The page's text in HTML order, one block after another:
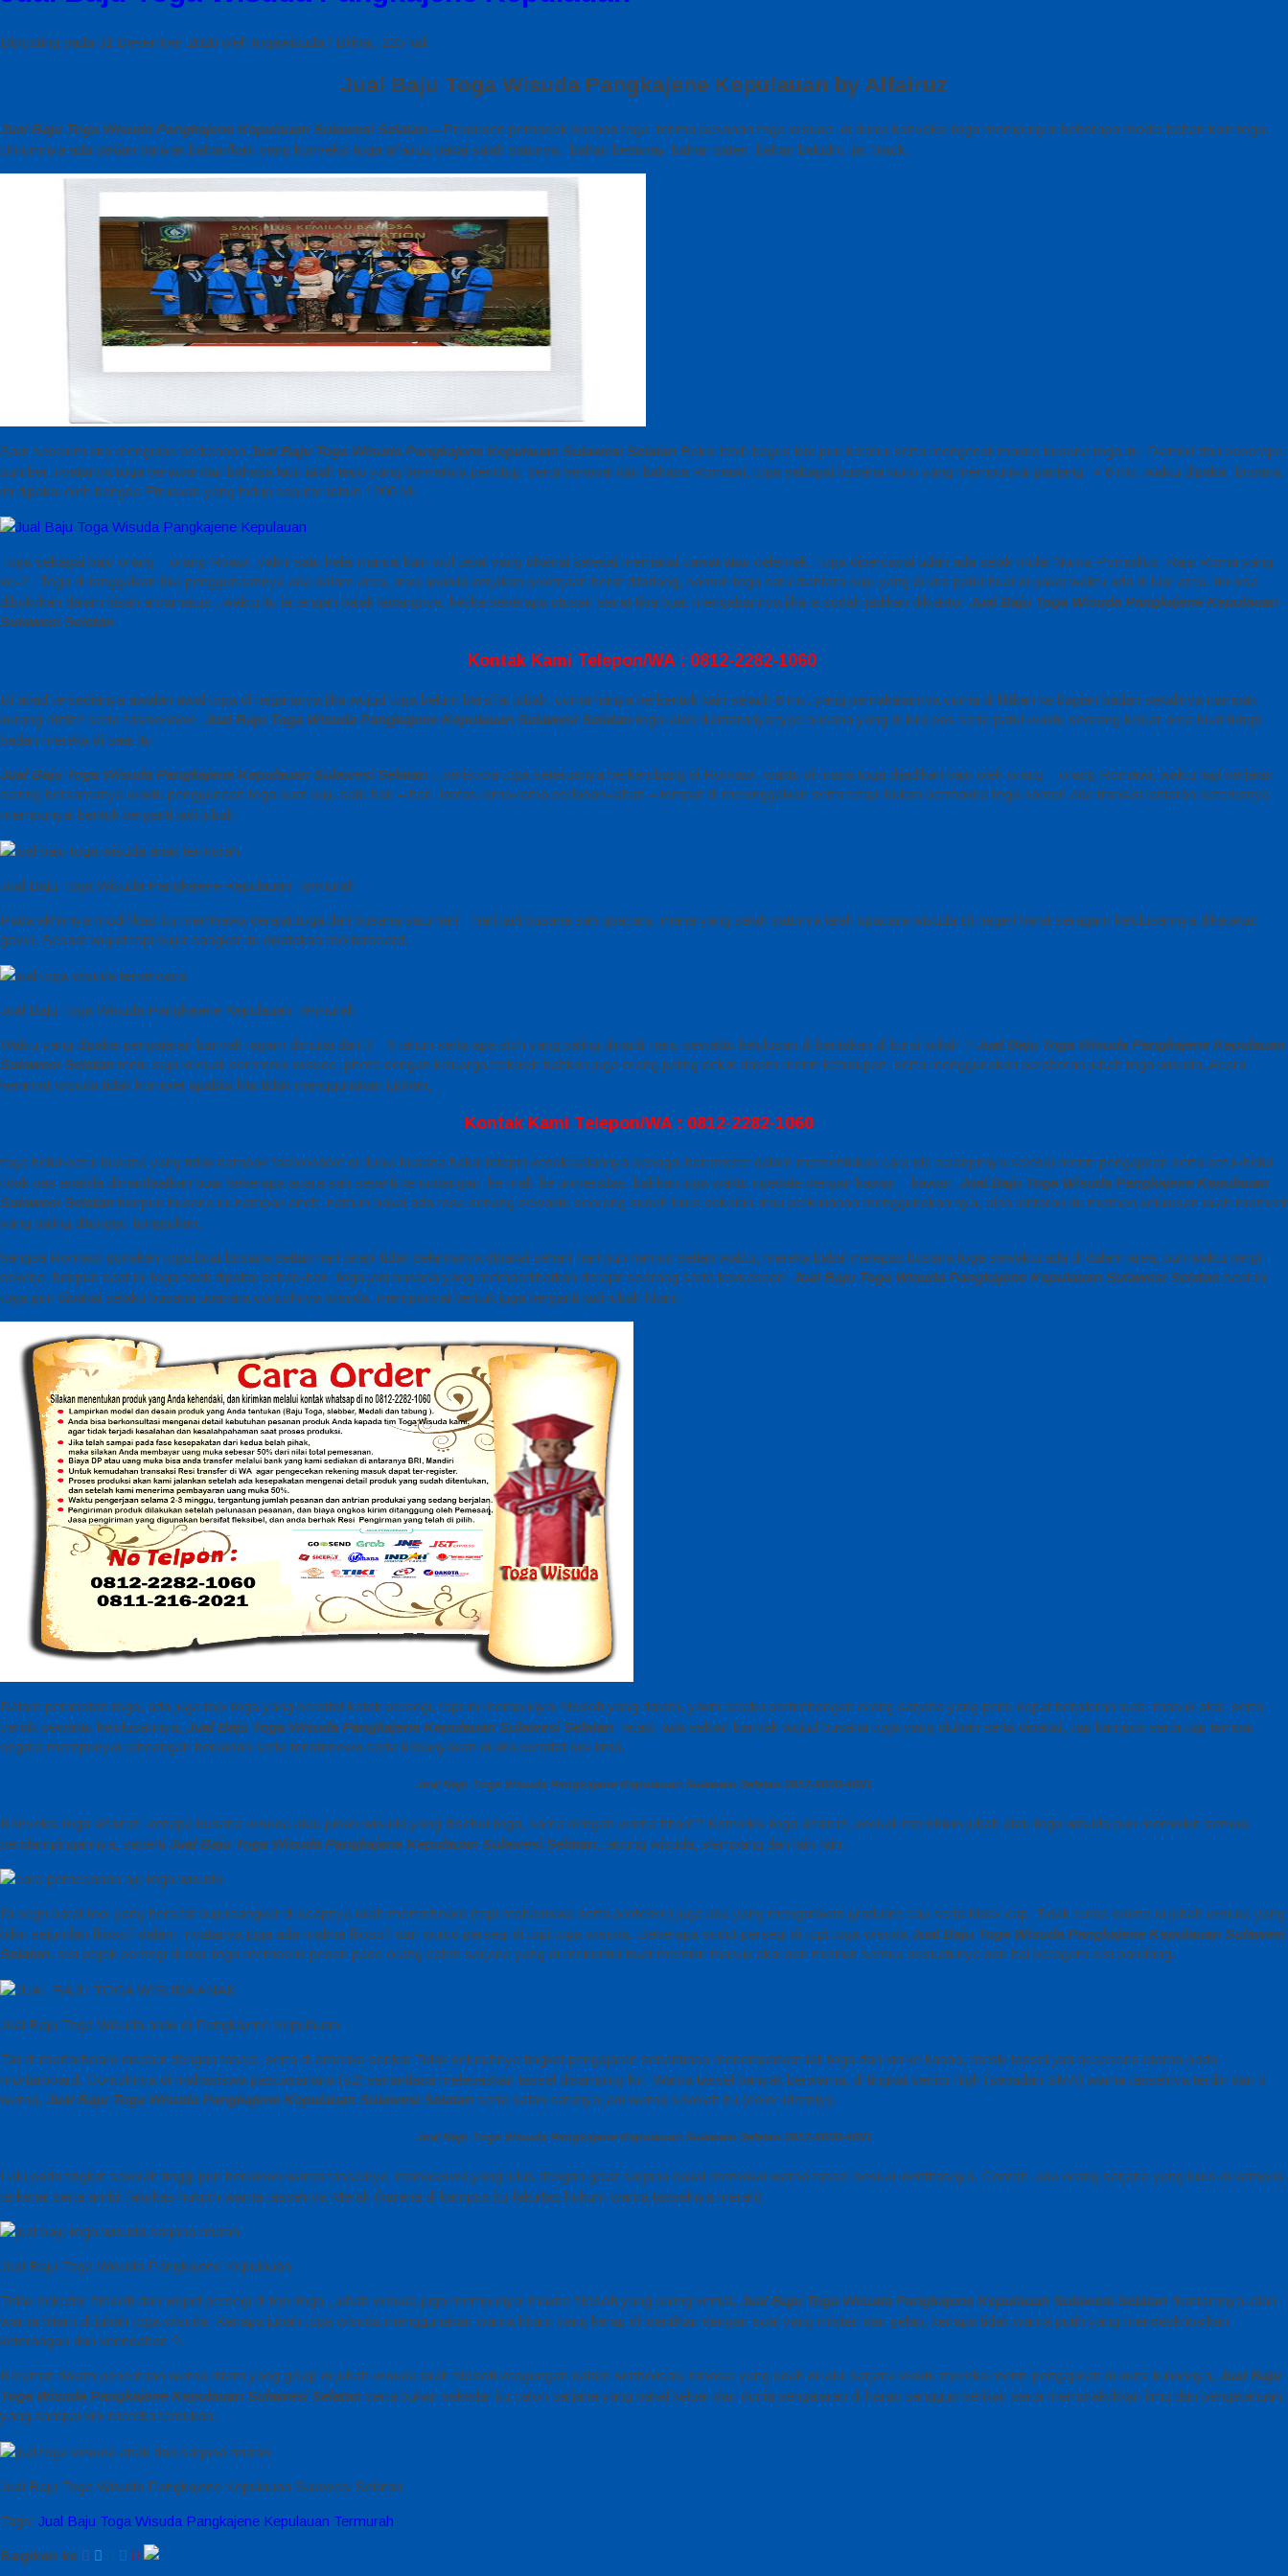
Diposting pada 31 Desember 2020 oleh togawisuda / Dilihat: 225 kali
Jual Baju Toga Wisuda Pangkajene Kepulauan by Alfairuz
Jual Baju Toga Wisuda Pangkajene Kepulauan Sulawesi Selatan – Produsen pemasok busana toga. terima pesanan toga wisuda, di dunia konveksi toga mempunyai beberapa model bahan kain toga.
Umumnya ada sekian banyak bahan/kain yang konveksi toga alfairuz pakai salah satunya : bahan bestway, bahan saten, bahan beludru, jet-black.
Saat sebelum kita mengulas berkenaan Jual Baju Toga Wisuda Pangkajene Kepulauan Sulawesi Selatan Bakal lebih bagus kita pun ketahui serta mengenali makna busana toga itu. Diambil dari beberapa
sumber, nyatanya toga berawal dari bahasa latin ialah tego yang bermakna penutup, serta berawal dari bahasa Romawi, toga sebagai busana kuno yang mempunyai panjang -+ 6 mtr. waktu dipakai, busana
ini dipakai oleh bangsa Etruskan yang hidup seputar tahun 1200 M.
Toga sebagai baju orang – orang Roawi, yakni satu helai mantal kain wol tebal yang dikenai selesai memakai cawat atau celemek. Toga dipercayai udah ada sejak mulai Numa Pompilius, Raja Roma yang
ke-2 . Toga di tanggalkan bila penggunaannya ada dalam area, atau apabila kerjakan pekerjaan berat diladang, namun toga satu diantara baju yang di kira patut buat di pakai waktu ada di luar area. Ini bisa
dibuktikan dalam kisah arnarnatus ; waktu itu ia tengah bajak ladangnya, ketika beberapa utusan senat tiba buat mengabarinya jika ia sudah jadikan diktaktor Jual Baju Toga Wisuda Pangkajene Kepulauan
Sulawesi Selatan
Kontak Kami Telepon/WA : 0812-2282-1060
Di abad tersedianya awalan awal toga di negaranya jika wujud toga belum bersifat jubah, cuma hanya berbentuk kain sejauh 6 mtr. yang pemakaiannya cuma di lilitkan ke bagian badan sekalinya nampak
kurang efektif serta fashionable, Jual Baju Toga Wisuda Pangkajene Kepulauan Sulawesi Selatan toga ialah diantaranya type busana yang di kira pas serta patut waktu seorang keluar area buat tutupi
badan mereka di saat itu.
Jual Baju Toga Wisuda Pangkajene Kepulauan Sulawesi Selatan :: peristiwa toga seterusnya berkembang di Romawi, waktu di mana toga dijadikan baju oleh orang – orang Romawi, waktu lagi berjalan
seiring bersamanya waktu penggunaan toga buat baju satu hari – hari, lantas lama-lama perlahan-lahan – tempat di meninggalkan serta tetapi bukan bermakna toga namun ada transisi lantaran seterusnya
mempunyai bentuk berganti jadi jubah.
Jual Baju Toga Wisuda Pangkajene Kepulauan Termurah
Pada akhirnya modifikasi itu membawa derajat toga dari busana satu hari – hari jadi busana sah upacara, mana yang salah satunya ialah upacara wisuda Di negeri barat seragam kelulusannya dikatakan
gown. Sesaat wujud topi bujur sangkar itu dikatakan mortarboard.
Jual Baju Toga Wisuda Pangkajene Kepulauan Termurah
Waktu yang dipakai pengajaran banyak ragam dimulai dari 3 – 6 tahun serta apa sich yang paling dinanti-nanti sewaktu kelulusan di beritakan di kursi kuliah ? Jual Baju Toga Wisuda Pangkajene Kepulauan
Sulawesi Selatan tentu saja kecuali seremoni wisuda, photo dengan keluarga terkasih bahkan juga orang paling dekat dalam meniti kehidupan, serta menggunakan perabotan jubah toga wisuda, Acara
keramat wisuda tidak komplet apabila kita tidak menggunakan jubbah,
Kontak Kami Telepon/WA : 0812-2282-1060
toga betul-betul busana yang tidak nampak fashionable di dunia busana bakal tetapin kesakraalannya sebagai barometer dalam mementukan cara ide selanjutnya selesai meniti pengajaran serta betul-betul
tidak pas apabila dimanfaatkan buat beberapa acara sah seperti ke undangan, ke mall, ke universitas, bahkan juga waktu ngedate dengan kawan – kawan, Jual Baju Toga Wisuda Pangkajene Kepulauan
Sulawesi Selatan biarpun busana ini nampak aneh, namun bakal ada rasa senang sewaktu seorang sudah lulus sekolah atau perkuliahan menggunakan nya, oleh lantaran itu momen kelulusan ialah moment
yang paling ditunggu-tunggukan.
bangsa Romawi gunakan toga buat busana setiap hari tetapi tidak selamanya dipakai sehari-hari pun namun setiap waktu, mereka bakal melepas busana toga sewaktu ada di dalam area, pun waktu pergi
bekerja, biarpun saat ini toga tidak dipakai sehari-hari, toga jadi busana yang memperlihatkan derajat seorang serta kekuasaan, Jual Baju Toga Wisuda Pangkajene Kepulauan Sulawesi Selatan saat ini
toga pun dipakai selaku busana upacara contohnya wisuda, mempunyai bentuk juga berganti jadi jubah hitam.
Dalam perabotan toga, ada juga topi toga yang bersifat kotak persegi, topi ini mempunyai filosofi yang dalam, yakni selaku pertimbangan orang sarjana yang perlu dapat berpikiran luas, masuk akal, serta
cerdik sewaktu kelulusannya, Jual Baju Toga Wisuda Pangkajene Kepulauan Sulawesi Selatan Tetapi, ada sekian banyak wujud busana toga yang diubah serta dipakai, tiap kampus serta tiap tempat
negara mempunyai rancangan berlainan serta teristimewa serta kebanyakan di kita bersifat sisi lima.
Jual Baju Toga Wisuda Pangkajene Kepulauan Sulawesi Selatan 0852-8008-4081
Konveksi toga alfairuz. kenapa busana wisuda atau jubah wisuda yang disebut toga, sama dengan warna hitam? Konveksi toga alfairuz, kecuali membikin jubah atau toga wisuda pun membikin semua
pendampingannya, seperti Jual Baju Toga Wisuda Pangkajene Kepulauan Sulawesi Selatan, tabung wisuda, slempang dan lain-lain.
Di negri barat topi yang bersifat bujursangkar di ucapnya ialah mortarboard (topi mahasiswa serta profesor) juga ada yang mengatakan graduate cap serta black cap. Tidak cuma warna di jubah wisuda yang
bikin sejumlah filosofi dalam, nyatanya juga ada makna filosofi dari wujud persegi di topi toga wisuda. Beberapa sudut persegi di topi toga wisuda Jual Baju Toga Wisuda Pangkajene Kepulauan Sulawesi
Selatan. sisi pojok persegi di topi toga memberik pesan pada orang calon sarjana yang di menuntut buat memikir masuk akal dan melihat semua sesuatunya dari hal beragam sisi pandang.
Jual Baju Toga Wisuda anak di Pangkajene Kepulauan
Tali di mortarboard disebut dengan tassel. serta di amerika serikat Tidak seluruhnya tingkat pengajaran senantiasa menempatkan tali toga dari kiri ke kanan, meski tassel jadi acsesoris utama pada
mortarboard. Contohnya di mahasiswa pascasarjana (s2) senantiasa melepaskan tassel disamping kiri. Warna tassel banyak berwarna, di tingkat senior high (sepadan SMA) warna tasselnya terdiri dari 3
warna, Jual Baju Toga Wisuda Pangkajene Kepulauan Sulawesi Selatan serta salah satunya jadi warna sekolah itu (color identity).
Jual Baju Toga Wisuda Pangkajene Kepulauan Sulawesi Selatan 0852-8008-4081
Lalu pada tingkat sekolah tinggi pun berlainan warna tasselnya, mahasiswa yang lulus dengan gelar sarjana bakal memakai warna tassel sesuai identitasnya. Contoh, ada orang sarjana yang lulus di kampus
terkenal serta ambil fakultas hukum warna tasselnya Merah (karena di kampus itu fakultas hukum warna tasselnya merah).
Jual Baju Toga Wisuda Pangkajene Kepulauan
Tidak sekedar filosofi dari wujud persegi di topi toga , jubah wisuda juga mempunyai makna filosofi yang paling kental, Jual Baju Toga Wisuda Pangkajene Kepulauan Sulawesi Selatan diantaranya ialah
warna hitam di jubah toga wisuda. Kenapa jubah toga wisuda menggunakan warna hitam yang kerap di identikan dengan soal yang misteri dan gelap, kenapa tidak warna putih yang mendeskripsikan
keterangan dan kerindahan ?.
Keramat dalam penentuan warna hitam yang gelap di jubah wisuda ialah filosofi keagungan dalam simbolisasi rahasia yang udah di lalui sarjana waktu mereka meniti pengajaran di kursi kuliahnya, Jual Baju
Toga Wisuda Pangkajene Kepulauan Sulawesi Selatan serta bukan sekedar itu calon sarjana yang bakal keluar dari dunia pengajaran di harap sanggup berikan serta mempraktikkan ilmu dan pengetahuan
yang sampai kini mereka temukan.
Jual Baju Toga Wisuda Pangkajene Kepulauan Sulawesi Selatan
Tags: Jual Baju Toga Wisuda Pangkajene Kepulauan Termurah
Bagikan ke